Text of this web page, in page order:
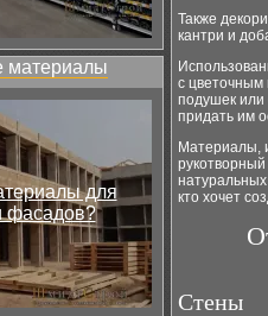
материалы
для
фасадов?
Также
кантри и
с цветочным
подушек или
придать им
Материалы,
кто хочет
Стены